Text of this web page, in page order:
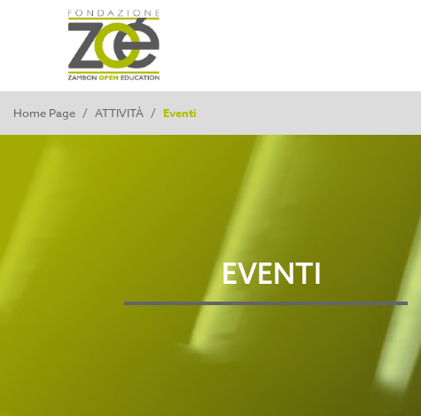
Home Page / ATTIVITÀ / Eventi
EVENTI